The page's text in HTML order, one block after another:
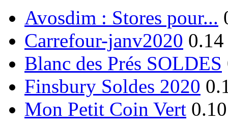
Avosdim : Stores pour...
Carrefour-janv2020
Blanc des Prés SOLDES
Finsbury Soldes 2020
Mon Petit Coin Vert